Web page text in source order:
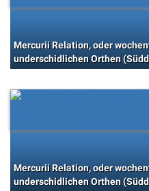
Mercurii Relation, oder
underschidlichen Orthen
Mercurii Relation, oder
underschidlichen Orthen